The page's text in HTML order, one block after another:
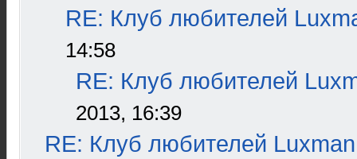
RE: Клуб любителей
14:58
RE: Клуб любителей
2013, 16:39
RE: Клуб любителей Luxman